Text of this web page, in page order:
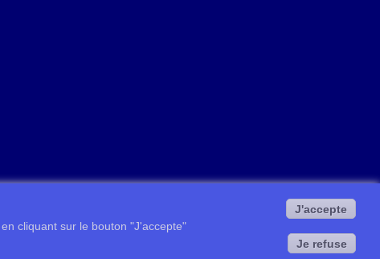
cliquant sur le bouton "J'accepte"
J'accepte
Je refuse